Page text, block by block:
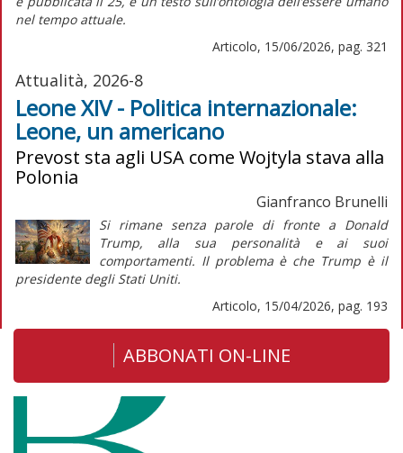
nel tempo attuale.
Articolo, 15/06/2026, pag. 321
Attualità, 2026-8
Leone XIV - Politica internazionale:
Leone, un americano
Prevost sta agli USA come Wojtyla stava alla
Polonia
Gianfranco Brunelli
Si rimane senza parole di fronte a Donald
Trump, alla sua personalità e ai suoi
comportamenti. Il problema è che Trump è il
presidente degli Stati Uniti.
Articolo, 15/04/2026, pag. 193
ABBONATI ON-LINE